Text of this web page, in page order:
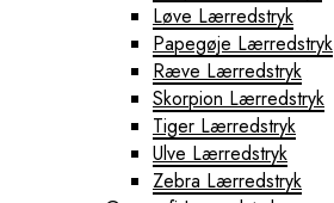
Løve Lærredstryk
Papegøje Lærredstryk
Ræve Lærredstryk
Skorpion Lærredstryk
Tiger Lærredstryk
Ulve Lærredstryk
Zebra Lærredstryk